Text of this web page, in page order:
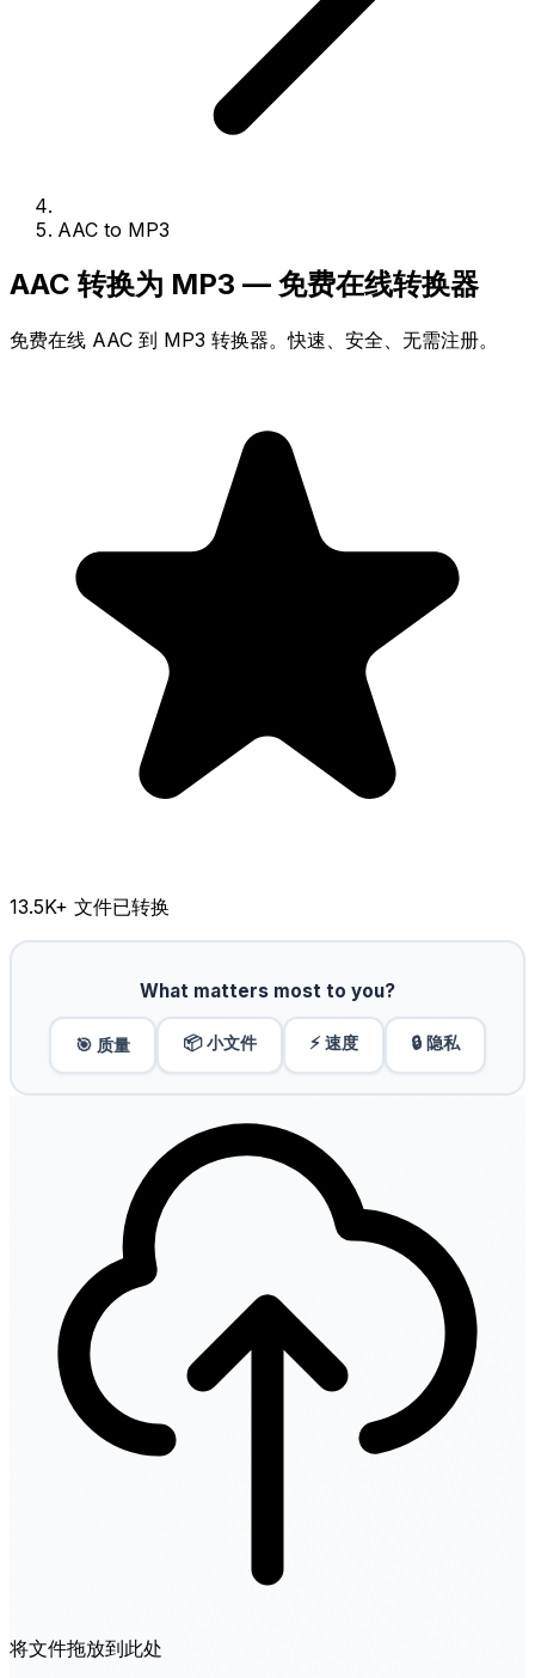
AAC to MP3
AAC 转换为 MP3 — 免费在线转换器
免费在线 AAC 到 MP3 转换器。快速、安全、无需注册。
13.5K+ 文件已转换
What matters most to you?
🎯 质量 📦 小文件 ⚡ 速度 🔒 隐私
将文件拖放到此处